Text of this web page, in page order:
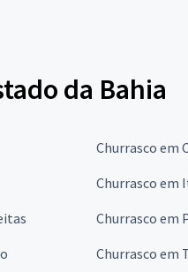
da Bahia
Churrasco em
Churrasco em
Churrasco em
Churrasco em